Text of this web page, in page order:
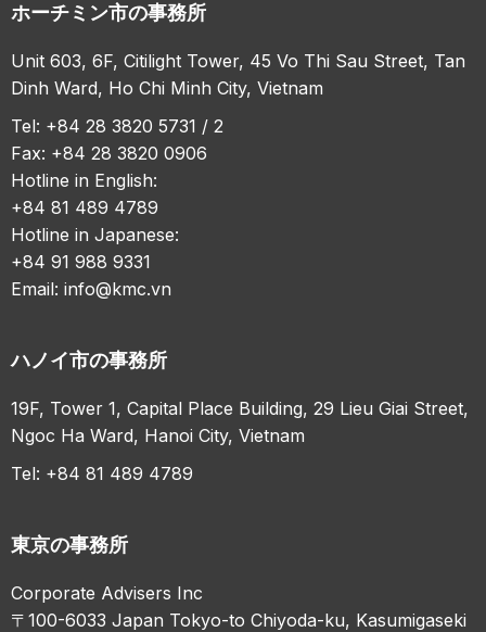
ホーチミン市の事務所
Unit 603, 6F, Citilight Tower, 45 Vo Thi Sau Street, Tan
Dinh Ward, Ho Chi Minh City, Vietnam
Tel: +84 28 3820 5731 / 2
Fax: +84 28 3820 0906
Hotline in English:
+84 81 489 4789
Hotline in Japanese:
+84 91 988 9331
Email:info@kmc.vn
ハノイ市の事務所
19F, Tower 1, Capital Place Building, 29 Lieu Giai Street,
Ngoc Ha Ward, Hanoi City, Vietnam
Tel: +84 81 489 4789
東京の事務所
Corporate Advisers Inc
〒100-6033 Japan Tokyo-to Chiyoda-ku, Kasumigaseki